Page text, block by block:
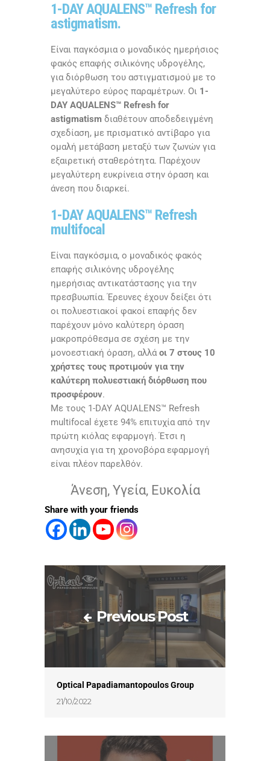
1-DAY AQUALENS™ Refresh for
astigmatism.
Είναι παγκόσμια ο μοναδικός ημερήσιος
φακός επαφής σιλικόνης υδρογέλης,
για διόρθωση του αστιγματισμού με το
μεγαλύτερο εύρος παραμέτρων. Οι 1-
DAY AQUALENS™ Refresh for
astigmatism διαθέτoυν αποδεδειγμένη
σχεδίαση, με πρισματικό αντίβαρο για
ομαλή μετάβαση μεταξύ των ζωνών για
εξαιρετική σταθερότητα. Παρέχουν
μεγαλύτερη ευκρίνεια στην όραση και
άνεση που διαρκεί.
1-DAY AQUALENS™ Refresh
multifocal
Είναι παγκόσμια, ο μοναδικός φακός
επαφής σιλικόνης υδρογέλης
ημερήσιας αντικατάστασης για την
πρεσβυωπία. Έρευνες έχουν δείξει ότι
οι πολυεστιακοί φακοί επαφής δεν
παρέχουν μόνο καλύτερη όραση
μακροπρόθεσμα σε σχέση με την
μονοεστιακή όραση, αλλάοι 7 στους 10
χρήστες τους προτιμούν για την
καλύτερη πολυεστιακή διόρθωση που
προσφέρουν.
Με τους 1-DAY AQUALENS™ Refresh
multifocal έχετε 94% επιτυχία από την
πρώτη κιόλας εφαρμογή. Έτσι η
ανησυχία για τη χρονοβόρα εφαρμογή
είναι πλέον παρελθόν.
Άνεση, Υγεία, Ευκολία
Share with your friends
Previous Post
Optical Papadiamantopoulos Group
21/10/2022